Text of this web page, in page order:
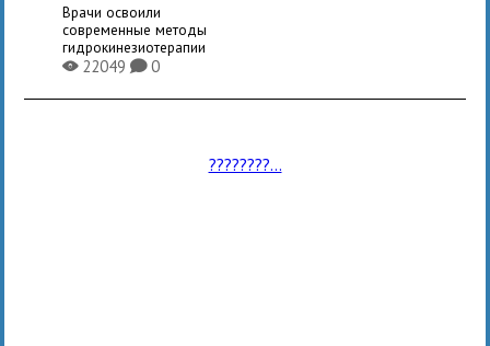
Врачи освоили
современные методы
гидрокинезиотерапии
X22049K0
????????...